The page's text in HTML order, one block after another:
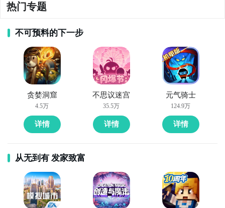
说到PVP，简单介绍一下自己，我是一名狂热的竞技类
游戏玩家，曾经在War3高校联赛拿过冠军，WOW的角
斗士一个没落下，也基本涉足了近年所有的竞技类游
戏，虽然很业余，但我深深的爱着这些与人斗其乐无穷
我认为PVP不应该是数值碾压之地，而是
在过程中收获快乐的地方，为此我们大幅度弱化了实时
PVP里数值的影响，务求有一个相对公平的环境让大家
切磋斗技。
热门专题
不可预料的下一步
贪婪洞窟
4.5万
详情
不思议迷宫
35.5万
详情
元气骑士
124.9万
详情
从无到有 发家致富